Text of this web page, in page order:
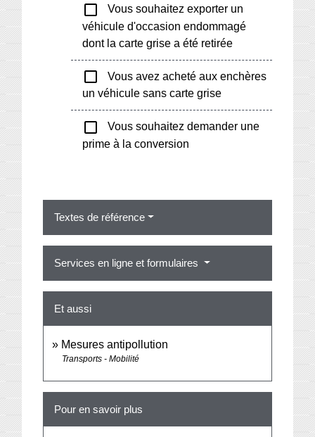
check_box_outline_blank
Vous souhaitez exporter un
véhicule d'occasion endommagé
dont la carte grise a été retirée
check_box_outline_blank
Vous avez acheté aux enchères
un véhicule sans carte grise
check_box_outline_blank
Vous souhaitez demander une
prime à la conversion
Textes de référence
Services en ligne et formulaires
Et aussi
Mesures antipollution
Transports - Mobilité
Pour en savoir plus